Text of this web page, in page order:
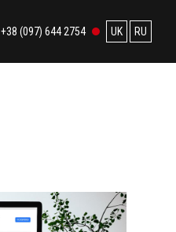
+38 (097) 644 2754 UK RU